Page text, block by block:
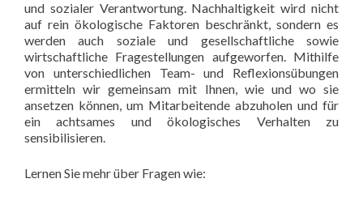
und sozialer Verantwortung. Nachhaltigkeit wird nicht
auf rein ökologische Faktoren beschränkt, sondern es
werden auch soziale und gesellschaftliche sowie
wirtschaftliche Fragestellungen aufgeworfen. Mithilfe
von unterschiedlichen Team- und Reflexionsübungen
ermitteln wir gemeinsam mit Ihnen, wie und wo sie
ansetzen können, um Mitarbeitende abzuholen und für
ein achtsames und ökologisches Verhalten zu
sensibilisieren.
Lernen Sie mehr über Fragen wie: